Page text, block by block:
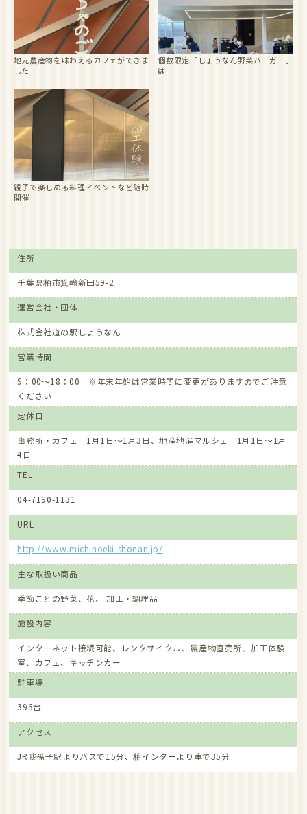
地元農産物を味わえるカフェができま
した
個数限定「しょうなん野菜バーガー」
は
親子で楽しめる料理イベントなど随時
開催
住所
千葉県柏市箕輪新田59-2
運営会社・団体
株式会社道の駅しょうなん
営業時間
9：00～18：00 ※年末年始は営業時間に変更がありますのでご注意
ください
定休日
事務所・カフェ 1月1日～1月3日、地産地消マルシェ 1月1日～1月
4日
TEL
04-7190-1131
URL
http://www.michinoeki-shonan.jp/
主な取扱い商品
季節ごとの野菜、花、 加工・調理品
施設内容
インターネット接続可能、レンタサイクル、農産物直売所、加工体験
室、カフェ、キッチンカー
駐車場
396台
アクセス
JR我孫子駅よりバスで15分、柏インターより車で35分